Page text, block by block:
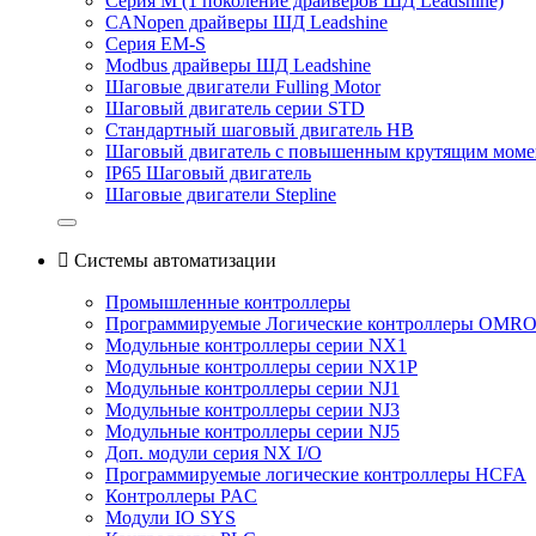
CANopen драйверы ШД Leadshine
Серия EM-S
Modbus драйверы ШД Leadshine
Шаговые двигатели Fulling Motor
Шаговый двигатель серии STD
Стандартный шаговый двигатель HB
Шаговый двигатель с повышенным крутящим
IP65 Шаговый двигатель
Шаговые двигатели Stepline
 Системы автоматизации
Промышленные контроллеры
Программируемые Логические контроллеры
Модульные контроллеры серии NX1
Модульные контроллеры серии NX1P
Модульные контроллеры серии NJ1
Модульные контроллеры серии NJ3
Модульные контроллеры серии NJ5
Доп. модули серия NX I/O
Программируемые логические контроллеры HCFA
Контроллеры PAC
Модули IO SYS